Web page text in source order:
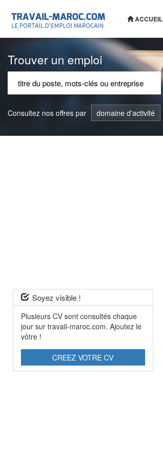
ACCUEIL
Trouver un emploi
Consultez nos offres par domaine d'activité
Soyez visible !
Plusieurs CV sont consultés chaque
jour sur travail-maroc.com. Ajoutez le
vôtre !
CREEZ VOTRE CV